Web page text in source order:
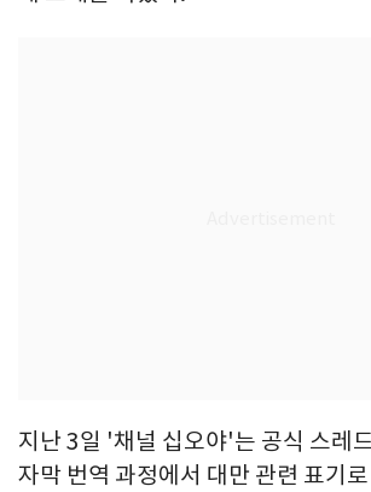
지난 3일 '채널 십오야'는 공식 스레
자막 번역 과정에서 대만 관련 표기